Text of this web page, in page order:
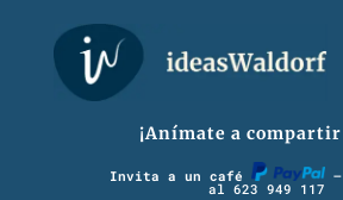
¡Anímate a compartir
Invita a un café –
al 623 949 117